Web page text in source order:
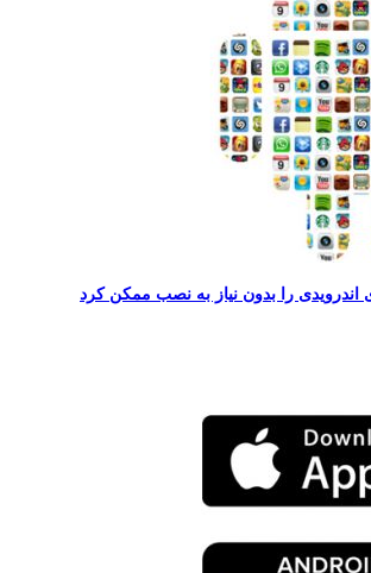
را بدون نیاز به نصب ممکن کرد